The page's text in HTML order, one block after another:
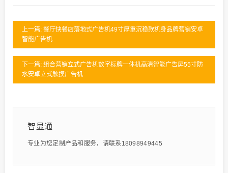
上一篇: 餐厅快餐店落地式广告机49寸厚重沉稳款机身品牌营销安卓
智能广告机
下一篇: 组合营销立式广告机数字标牌一体机高清智能广告屏55寸防
水安卓立式触摸广告机
智显通
专业为您定制产品和服务，请联系18098949445